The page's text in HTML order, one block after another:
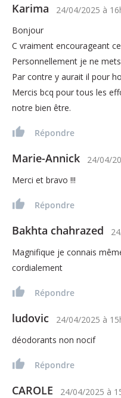
Karima 24/04/2025 à
Bonjour
C vraiment encourageant
Personnellement je ne
Par contre y aurait il pour
Mercis bcq pour tous les
notre bien être.
Répondre
Marie-Annick 24/04/
Merci et bravo !!!
Répondre
Bakhta chahrazed
Magnifique je connais
cordialement
Répondre
ludovic 24/04/2025 à
déodorants non nocif
Répondre
CAROLE 24/04/2025 à